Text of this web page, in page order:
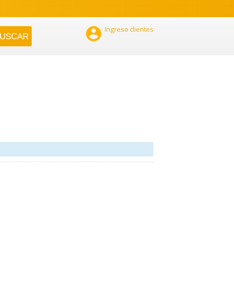
 Ingreso clientes